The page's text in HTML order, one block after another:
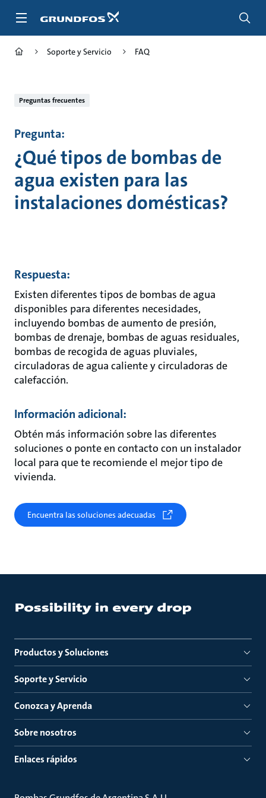
Soporte y Servicio FAQ
Preguntas frecuentes
Pregunta:
¿Qué tipos de bombas de
agua existen para las
instalaciones domésticas?
Respuesta:
Existen diferentes tipos de bombas de agua
disponibles para diferentes necesidades,
incluyendo bombas de aumento de presión,
bombas de drenaje, bombas de aguas residuales,
bombas de recogida de aguas pluviales,
circuladoras de agua caliente y circuladoras de
calefacción.
Información adicional:
Obtén más información sobre las diferentes
soluciones o ponte en contacto con un instalador
local para que te recomiende el mejor tipo de
vivienda.
Encuentra las soluciones adecuadas
Productos y Soluciones
Soporte y Servicio
Conozca y Aprenda
Sobre nosotros
Enlaces rápidos